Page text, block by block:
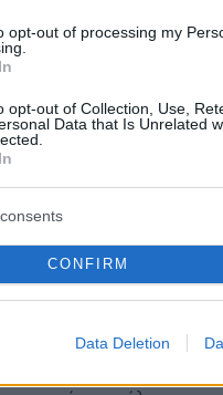
opt-out of processing my
opt-out of Collection, Use,
Data that Is Unrelated
CONFIRM
Data Deletion
protothema.gr στο
στο
(3)